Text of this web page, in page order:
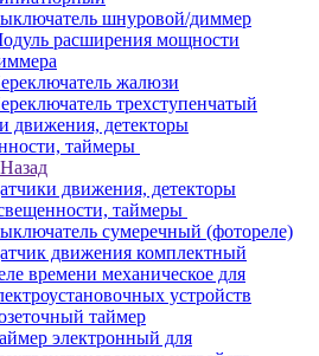
шнуровой/диммер
расширения мощности
жалюзи
трехступенчатый
движения, детекторы
таймеры
Назад
движения, детекторы
таймеры
сумеречный (фотореле)
движения комплектный
времени механическое для
устройств
таймер
электронный для